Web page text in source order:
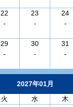
22
-
23
-
24
-
29
-
30
-
31
-
2027年01月
火 水 木